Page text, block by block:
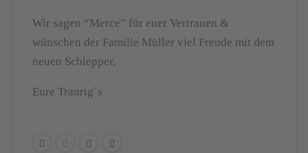
Wir sagen “Merce” für euer Vertrauen &
wünschen der Familie Müller viel Freude mit dem
neuen Schlepper.
Eure Traurig´s